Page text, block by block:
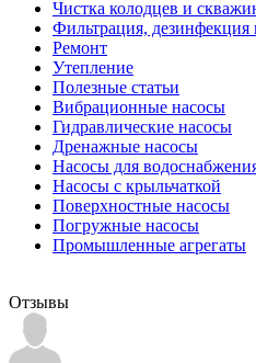
Чистка колодцев и
Фильтрация,
Ремонт
Утепление
Полезные статьи
Вибрационные насосы
Гидравлические насосы
Дренажные насосы
Насосы для
Насосы с крыльчаткой
Поверхностные насосы
Погружные насосы
Промышленные агрегаты
Отзывы